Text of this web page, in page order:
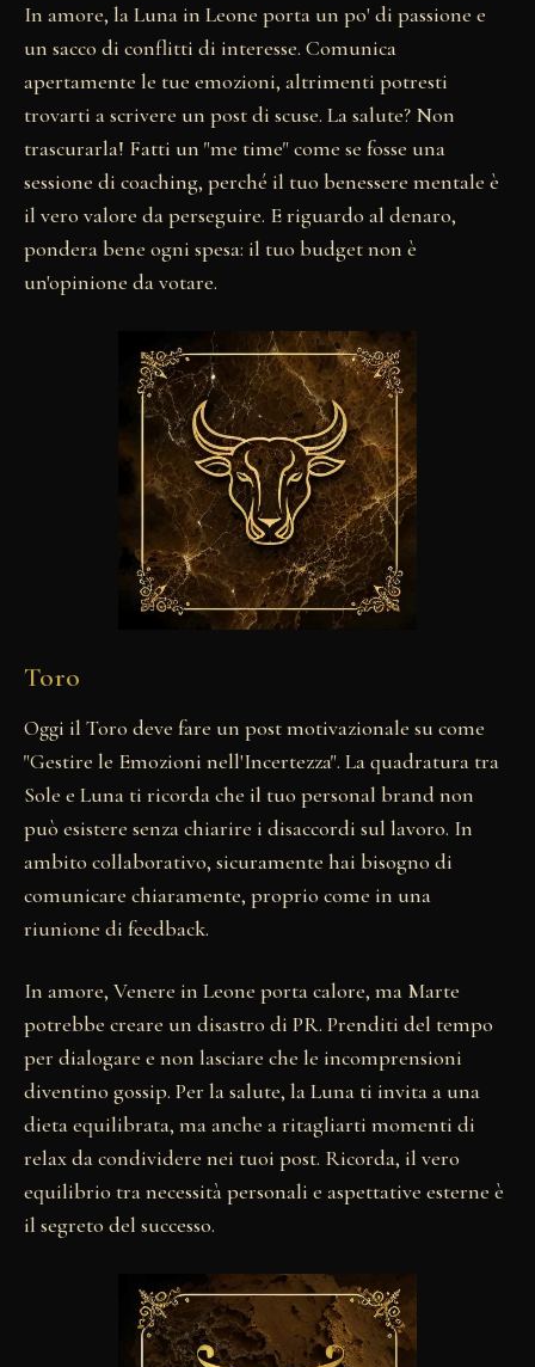
In amore, la Luna in Leone porta un po' di passione e
un sacco di conflitti di interesse. Comunica
apertamente le tue emozioni, altrimenti potresti
trovarti a scrivere un post di scuse. La salute? Non
trascurarla! Fatti un "me time" come se fosse una
sessione di coaching, perché il tuo benessere mentale è
il vero valore da perseguire. E riguardo al denaro,
pondera bene ogni spesa: il tuo budget non è
un'opinione da votare.
Toro
Oggi il Toro deve fare un post motivazionale su come
"Gestire le Emozioni nell'Incertezza". La quadratura tra
Sole e Luna ti ricorda che il tuo personal brand non
può esistere senza chiarire i disaccordi sul lavoro. In
ambito collaborativo, sicuramente hai bisogno di
comunicare chiaramente, proprio come in una
riunione di feedback.
In amore, Venere in Leone porta calore, ma Marte
potrebbe creare un disastro di PR. Prenditi del tempo
per dialogare e non lasciare che le incomprensioni
diventino gossip. Per la salute, la Luna ti invita a una
dieta equilibrata, ma anche a ritagliarti momenti di
relax da condividere nei tuoi post. Ricorda, il vero
equilibrio tra necessità personali e aspettative esterne è
il segreto del successo.